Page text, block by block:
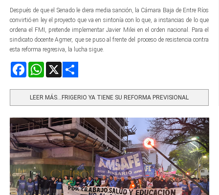
Después de que el Senado le diera media sanción, la Cámara Baja de Entre Ríos
convirtió en ley el proyecto que va en sintonía con lo que, a instancias de lo que
ordena el FMI, pretende implementar Javier Milei en el orden nacional. Para el
sindicato docente Agmer, que se puso al frente del proceso de resistencia contra
esta reforma regresiva, la lucha sigue.
FacebookWhatsApp
LEER MÁS…FRIGERIO YA TIENE SU REFORMA PREVISIONAL